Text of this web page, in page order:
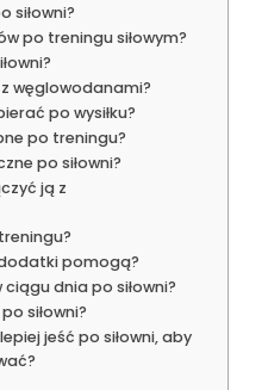
siłowni?
po treningu siłowym?
węglowodanami?
po wysiłku?
po treningu?
po siłowni?
ją z
pomogą?
ciągu dnia po siłowni?
siłowni?
jeść po siłowni, aby